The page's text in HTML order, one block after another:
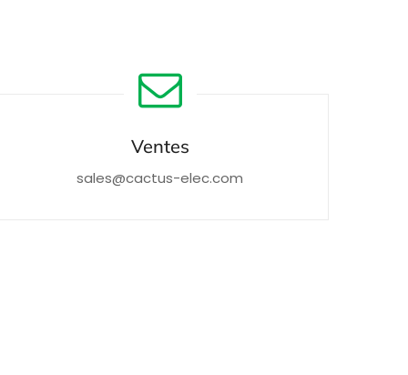
Ventes
sales@cactus-elec.com